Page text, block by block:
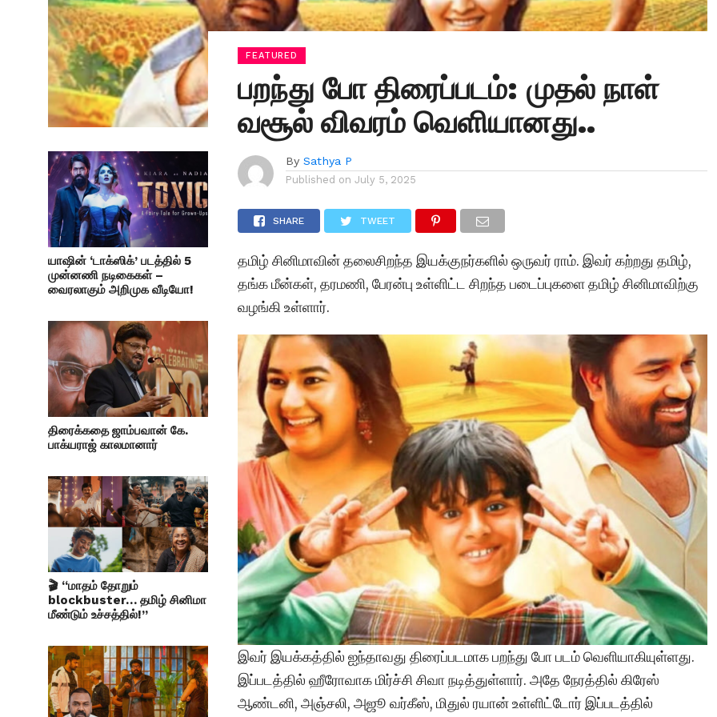
யாஷின் ‘டாக்ஸிக்’ படத்தில் 5
முன்னணி நடிகைகள் –
வைரலாகும் அறிமுக வீடியோ!
திரைக்கதை ஜாம்பவான் கே.
பாக்யராஜ் காலமானார்
🎬 “மாதம் தோறும்
blockbuster… தமிழ் சினிமா
மீண்டும் உச்சத்தில்!”
FEATURED
பறந்து போ திரைப்படம்: முதல் நாள்
வசூல் விவரம் வெளியானது..
By Sathya P
Published on July 5, 2025
SHARE TWEET
தமிழ் சினிமாவின் தலைசிறந்த இயக்குநர்களில் ஒருவர் ராம். இவர் கற்றது தமிழ்,
தங்க மீன்கள், தரமணி, பேரன்பு உள்ளிட்ட சிறந்த படைப்புகளை தமிழ் சினிமாவிற்கு
வழங்கி உள்ளார்.
இவர் இயக்கத்தில் ஐந்தாவது திரைப்படமாக பறந்து போ படம் வெளியாகியுள்ளது.
இப்படத்தில் ஹீரோவாக மிர்ச்சி சிவா நடித்துள்ளார். அதே நேரத்தில் கிரேஸ்
ஆண்டனி, அஞ்சலி, அஜூ வர்கீஸ், மிதுல் ரயான் உள்ளிட்டோர் இப்படத்தில்